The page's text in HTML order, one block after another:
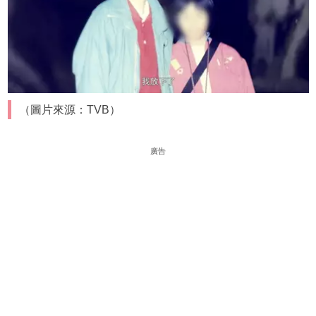
（圖片來源：TVB）
廣告